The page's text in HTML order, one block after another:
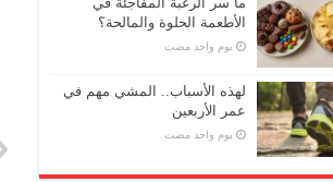
الأطعمة الحلوة والمالحة؟
‏يوم واحد مضت
لهذه الأسباب.. المشي مهم في
عمر الأربعين
‏يوم واحد مضت